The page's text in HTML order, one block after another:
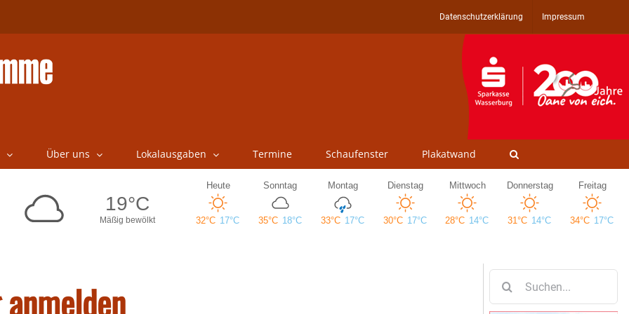
Datenschutzerklärung Impressum
Über uns Lokalausgaben Termine Schaufenster Plakatwand
nach: